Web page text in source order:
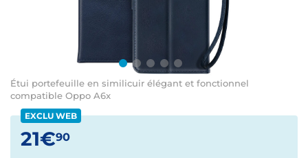
Étui portefeuille en similicuir élégant et fonctionnel
compatible Oppo A6x
EXCLU WEB
21€90